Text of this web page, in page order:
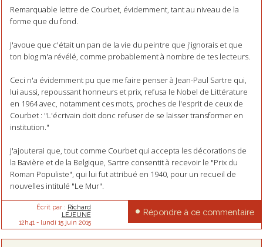
Remarquable lettre de Courbet, évidemment, tant au niveau de la
forme que du fond.
J'avoue que c'était un pan de la vie du peintre que j'ignorais et que
ton blog m'a révélé, comme probablement à nombre de tes lecteurs.
Ceci n'a évidemment pu que me faire penser à Jean-Paul Sartre qui,
lui aussi, repoussant honneurs et prix, refusa le Nobel de Littérature
en 1964 avec, notamment ces mots, proches de l'esprit de ceux de
Courbet : "L'écrivain doit donc refuser de se laisser transformer en
institution."
J'ajouterai que, tout comme Courbet qui accepta les décorations de
la Bavière et de la Belgique, Sartre consentit à recevoir le "Prix du
Roman Populiste", qui lui fut attribué en 1940, pour un recueil de
nouvelles intitulé "Le Mur".
Écrit par : Richard
LEJEUNE
12h41 - lundi 15 juin 2015
Répondre à ce commentaire